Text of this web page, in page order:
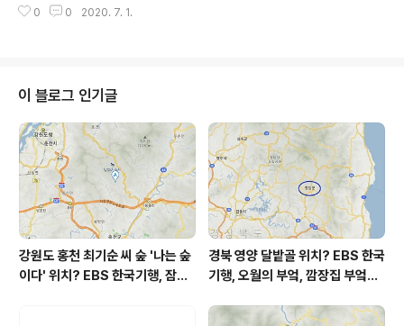
eepark 2020 0701 Wed 06:30 공유와 ..
도의 최고기온입니다 좀 선선하겠어요 아침까지 내린 비의
는 어제보다 좋습니다 오전 6시 현재 초미세먼지와 미세먼
지 모두 '데이터 수집중'이라고 뜨지만 다른 경로로 확인한
대기상태는 둘다 '좋음'입니다 오늘의 자외선 지수 = (오후
기준) 한때 나쁨 수준입니다 posted by befreepark 2
020 0701 Wed 06:25 공유와 소..
0 0 2020. 7. 1.
이 블로그 인기글
강원도 홍천 최기순 씨 숲 '나는 숲
이다' 위치? EBS 한국기행, 잠시
경북 영양 달밭골 위치? EBS 한국
기행, 오월의 부엌, 깜장집 부엌은
어디? / 경상북도 영양군 가볼 만